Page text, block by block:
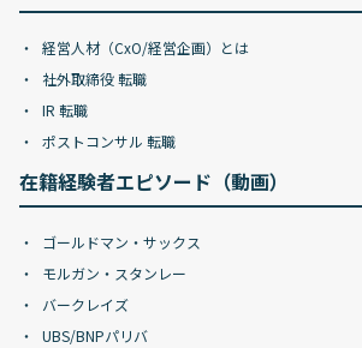
経営人材（CxO/経営企画）とは
社外取締役 転職
IR 転職
ポストコンサル 転職
在籍経験者エピソード（動画）
ゴールドマン・サックス
モルガン・スタンレー
バークレイズ
UBS/BNPパリバ